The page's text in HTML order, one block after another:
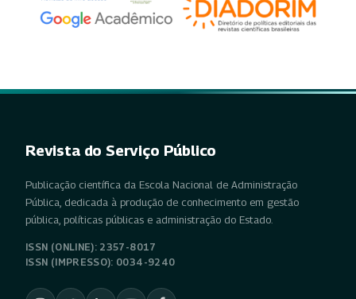
Revista do Serviço Público
Publicação científica da Escola Nacional de Administração
Pública, dedicada à produção de conhecimento em gestão
pública, políticas públicas e administração do Estado.
ISSN (ONLINE): 2357-8017
ISSN (IMPRESSO): 0034-9240